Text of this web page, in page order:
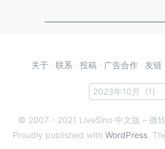
关于 · 联系 · 投稿 · 广告合作 · 友链
© 2007 - 2021 LiveSino 中文版 – 微
Proudly published with WordPress.